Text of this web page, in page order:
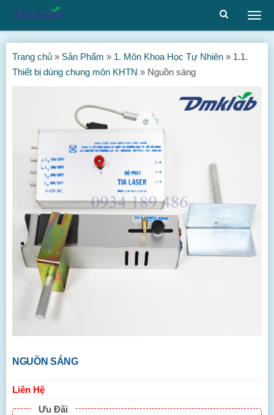
Trang chủ » Sản Phẩm » 1. Môn Khoa Học Tự Nhiên » 1.1.
Thiết bị dùng chung môn KHTN » Nguồn sáng
NGUỒN SÁNG
Liên Hệ
Ưu Đãi